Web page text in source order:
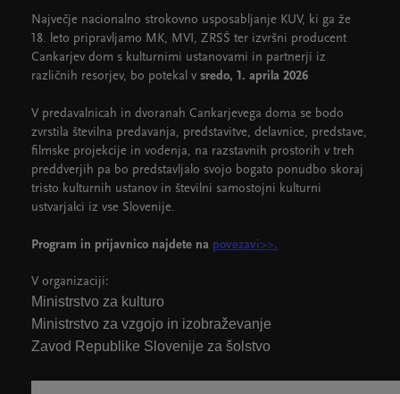
Največje nacionalno strokovno usposabljanje KUV, ki ga že
18. leto pripravljamo MK, MVI, ZRSŠ ter izvršni producent
Cankarjev dom s kulturnimi ustanovami in partnerji iz
različnih resorjev, bo potekal v sredo, 1. aprila 2026
V predavalnicah in dvoranah Cankarjevega doma se bodo
zvrstila številna predavanja, predstavitve, delavnice, predstave,
filmske projekcije in vodenja, na razstavnih prostorih v treh
preddverjih pa bo predstavljalo svojo bogato ponudbo skoraj
tristo kulturnih ustanov in številni samostojni kulturni
ustvarjalci iz vse Slovenije.
Program in prijavnico najdete na povezavi>>.
V organizaciji:
Ministrstvo za kulturo
Ministrstvo za vzgojo in izobraževanje
Zavod Republike Slovenije za šolstvo